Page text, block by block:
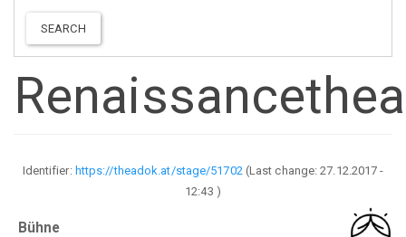
SEARCH
Identifier: https://theadok.at/stage/51702 (Last change:27.12.2017 -
12:43 )
Bühne